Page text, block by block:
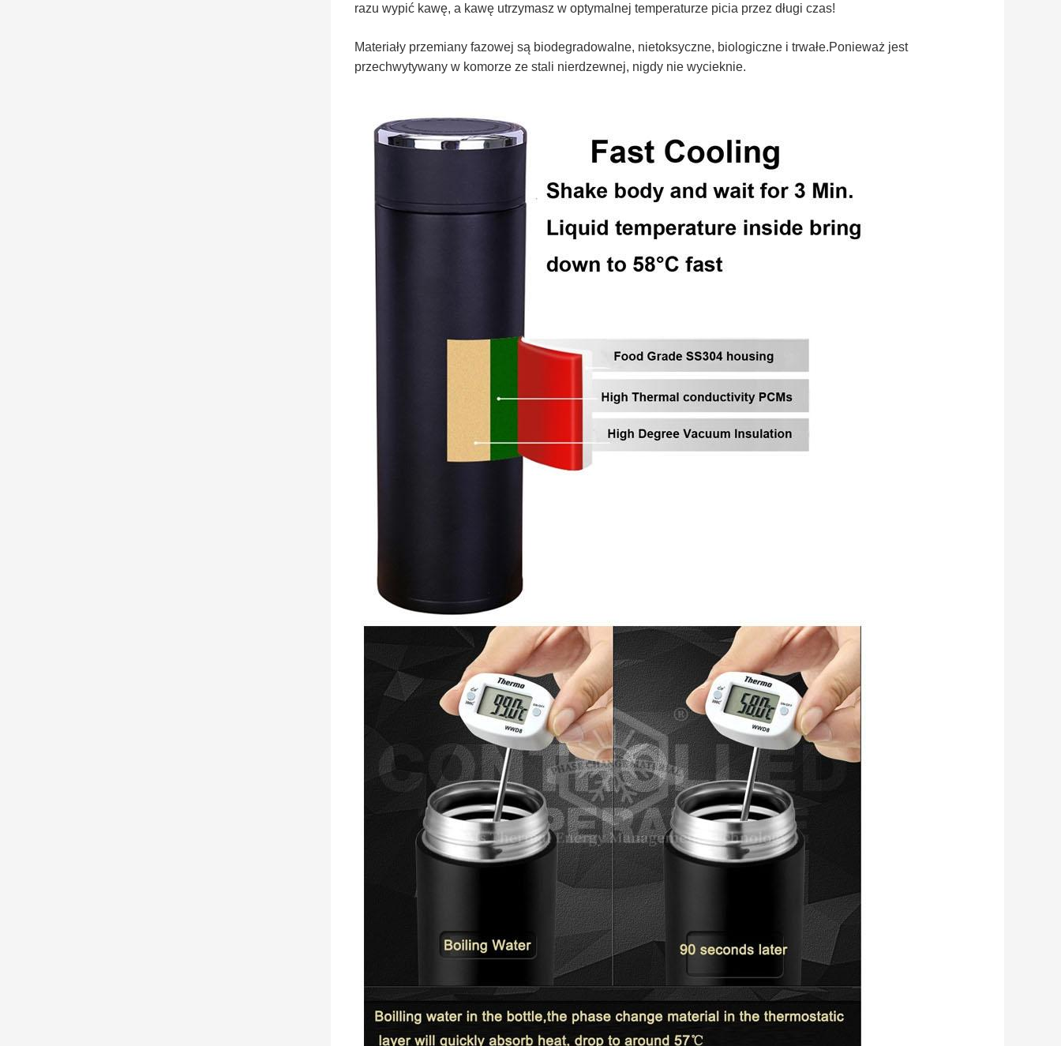
razu wypić kawę, a kawę utrzymasz w optymalnej temperaturze picia przez długi czas!
Materiały przemiany fazowej są biodegradowalne, nietoksyczne, biologiczne i trwałe.Ponieważ jest
przechwytywany w komorze ze stali nierdzewnej, nigdy nie wycieknie.